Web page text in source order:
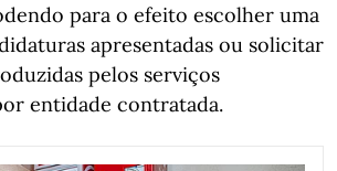
para o efeito escolher uma
apresentadas ou solicitar
pelos serviços
entidade contratada.